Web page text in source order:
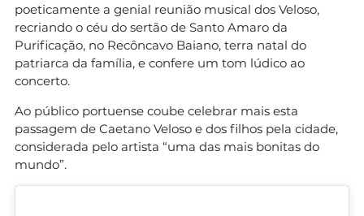
poeticamente a genial reunião musical dos Veloso,
recriando o céu do sertão de Santo Amaro da
Purificação, no Recôncavo Baiano, terra natal do
patriarca da família, e confere um tom lúdico ao
concerto.
Ao público portuense coube celebrar mais esta
passagem de Caetano Veloso e dos filhos pela cidade,
considerada pelo artista “uma das mais bonitas do
mundo”.